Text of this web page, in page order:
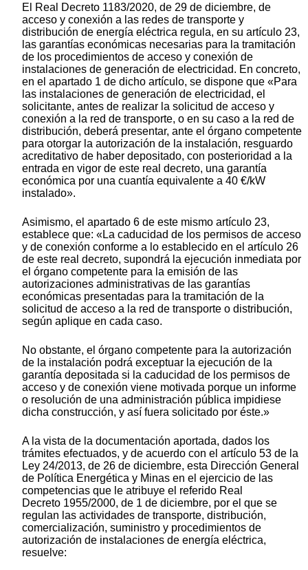
El Real Decreto 1183/2020, de 29 de diciembre, de
acceso y conexión a las redes de transporte y
distribución de energía eléctrica regula, en su artículo 23,
las garantías económicas necesarias para la tramitación
de los procedimientos de acceso y conexión de
instalaciones de generación de electricidad. En concreto,
en el apartado 1 de dicho artículo, se dispone que «Para
las instalaciones de generación de electricidad, el
solicitante, antes de realizar la solicitud de acceso y
conexión a la red de transporte, o en su caso a la red de
distribución, deberá presentar, ante el órgano competente
para otorgar la autorización de la instalación, resguardo
acreditativo de haber depositado, con posterioridad a la
entrada en vigor de este real decreto, una garantía
económica por una cuantía equivalente a 40 €/kW
instalado».
Asimismo, el apartado 6 de este mismo artículo 23,
establece que: «La caducidad de los permisos de acceso
y de conexión conforme a lo establecido en el artículo 26
de este real decreto, supondrá la ejecución inmediata por
el órgano competente para la emisión de las
autorizaciones administrativas de las garantías
económicas presentadas para la tramitación de la
solicitud de acceso a la red de transporte o distribución,
según aplique en cada caso.
No obstante, el órgano competente para la autorización
de la instalación podrá exceptuar la ejecución de la
garantía depositada si la caducidad de los permisos de
acceso y de conexión viene motivada porque un informe
o resolución de una administración pública impidiese
dicha construcción, y así fuera solicitado por éste.»
A la vista de la documentación aportada, dados los
trámites efectuados, y de acuerdo con el artículo 53 de la
Ley 24/2013, de 26 de diciembre, esta Dirección General
de Política Energética y Minas en el ejercicio de las
competencias que le atribuye el referido Real
Decreto 1955/2000, de 1 de diciembre, por el que se
regulan las actividades de transporte, distribución,
comercialización, suministro y procedimientos de
autorización de instalaciones de energía eléctrica,
resuelve: